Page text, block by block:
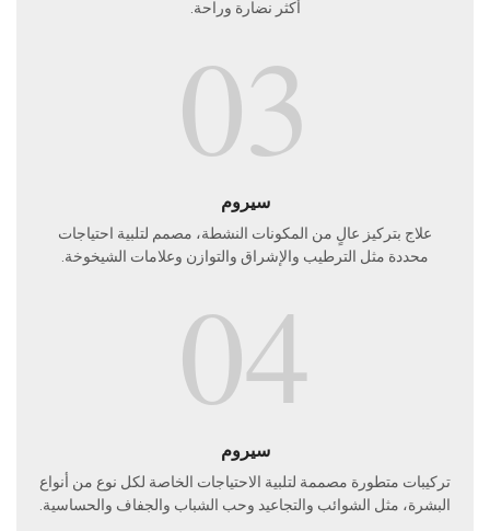
أكثر نضارة وراحة.
03
سيروم
علاج بتركيز عالٍ من المكونات النشطة، مصمم لتلبية احتياجات
محددة مثل الترطيب والإشراق والتوازن وعلامات الشيخوخة.
04
سيروم
تركيبات متطورة مصممة لتلبية الاحتياجات الخاصة لكل نوع من أنواع
البشرة، مثل الشوائب والتجاعيد وحب الشباب والجفاف والحساسية.